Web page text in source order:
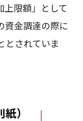
上限額」として
資金調達の際に
とされていま
）